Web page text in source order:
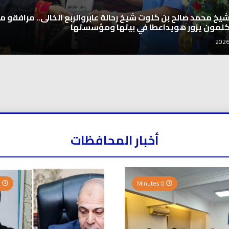
الدولي لرائدات الوطن العربي يدشّن انطلاقته بحضور نخبة من
والشخصيات المجتمعية
أخبار المحافظات